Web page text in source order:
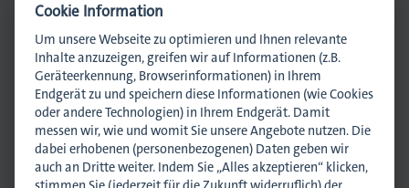
Heinz Klos
Cookie Information
Um unsere Webseite zu optimieren und Ihnen relevante
Inhalte anzuzeigen, greifen wir auf Informationen (z.B.
Geräteerkennung, Browserinformationen) in Ihrem
Endgerät zu und speichern diese Informationen (wie Cookies
oder andere Technologien) in Ihrem Endgerät. Damit
messen wir, wie und womit Sie unsere Angebote nutzen. Die
dabei erhobenen (personenbezogenen) Daten geben wir
auch an Dritte weiter. Indem Sie „Alles akzeptieren“ klicken,